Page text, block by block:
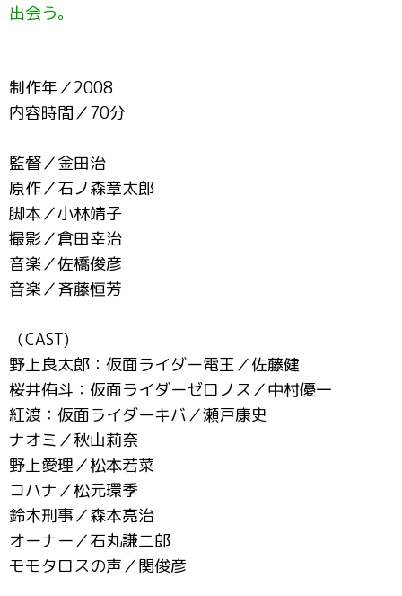
出会う。
制作年／2008
内容時間／70分
監督／金田治
原作／石ノ森章太郎
脚本／小林靖子
撮影／倉田幸治
音楽／佐橋俊彦
音楽／斉藤恒芳
（CAST)
野上良太郎：仮面ライダー電王／佐藤健
桜井侑斗：仮面ライダーゼロノス／中村優一
紅渡：仮面ライダーキバ／瀬戸康史
ナオミ／秋山莉奈
野上愛理／松本若菜
コハナ／松元環季
鈴木刑事／森本亮治
オーナー／石丸謙二郎
モモタロスの声／関俊彦